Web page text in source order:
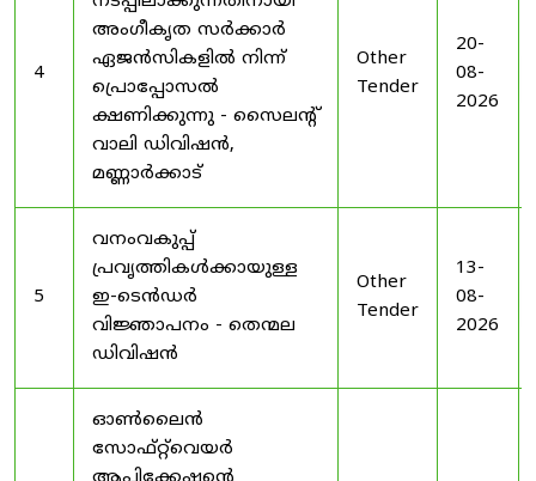
4
അംഗീകൃത സർക്കാർ
ഏജൻസികളിൽ നിന്ന്
പ്രൊപ്പോസൽ
ക്ഷണിക്കുന്നു - സൈലന്റ്
വാലി ഡിവിഷൻ,
മണ്ണാർക്കാട്
Other
Tender
20-
08-
2026
5
വനംവകുപ്പ്
പ്രവൃത്തികൾക്കായുള്ള
ഇ-ടെൻഡർ
വിജ്ഞാപനം - തെന്മല
ഡിവിഷൻ
Other
Tender
13-
08-
2026
ഓൺലൈൻ
സോഫ്റ്റ്‌വെയർ